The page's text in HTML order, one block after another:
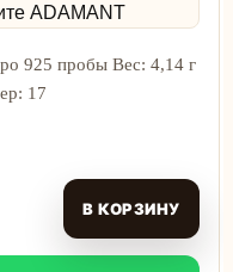
ADAMANT
925 пробы Вес: 4,14 г
17
В КОРЗИНУ